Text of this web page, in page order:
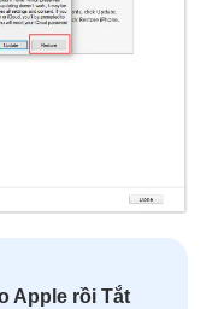
Apple rồi Tắt